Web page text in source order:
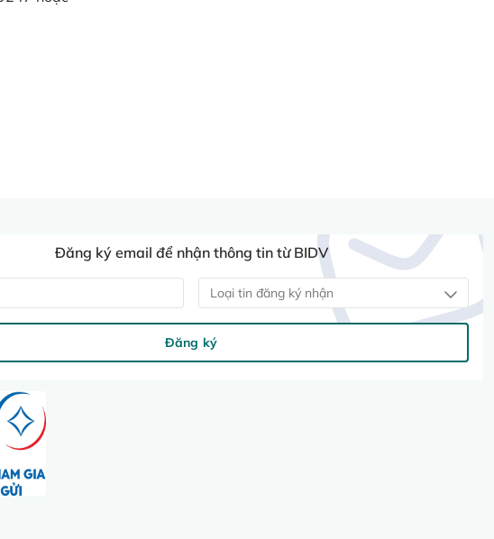
Đăng ký email để nhận thông tin từ BIDV
Loại tin đăng ký nhận
Đăng ký